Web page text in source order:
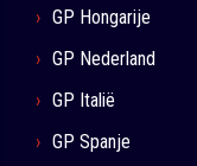
GP Hongarije
GP Nederland
GP Italië
GP Spanje